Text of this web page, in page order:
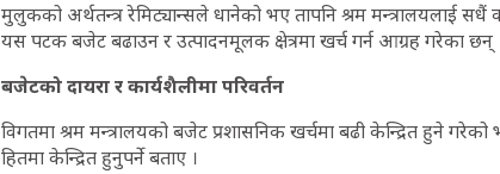
मुलुकको अर्थतन्त्र रेमिट्यान्सले धानेको भए तापनि श्रम मन्त्रालयलाई
यस पटक बजेट बढाउन र उत्पादनमूलक क्षेत्रमा खर्च गर्न आग्रह गरेका छन्
बजेटको दायरा र कार्यशैलीमा परिवर्तन
विगतमा श्रम मन्त्रालयको बजेट प्रशासनिक खर्चमा बढी केन्द्रित हुने
हितमा केन्द्रित हुनुपर्ने बताए ।